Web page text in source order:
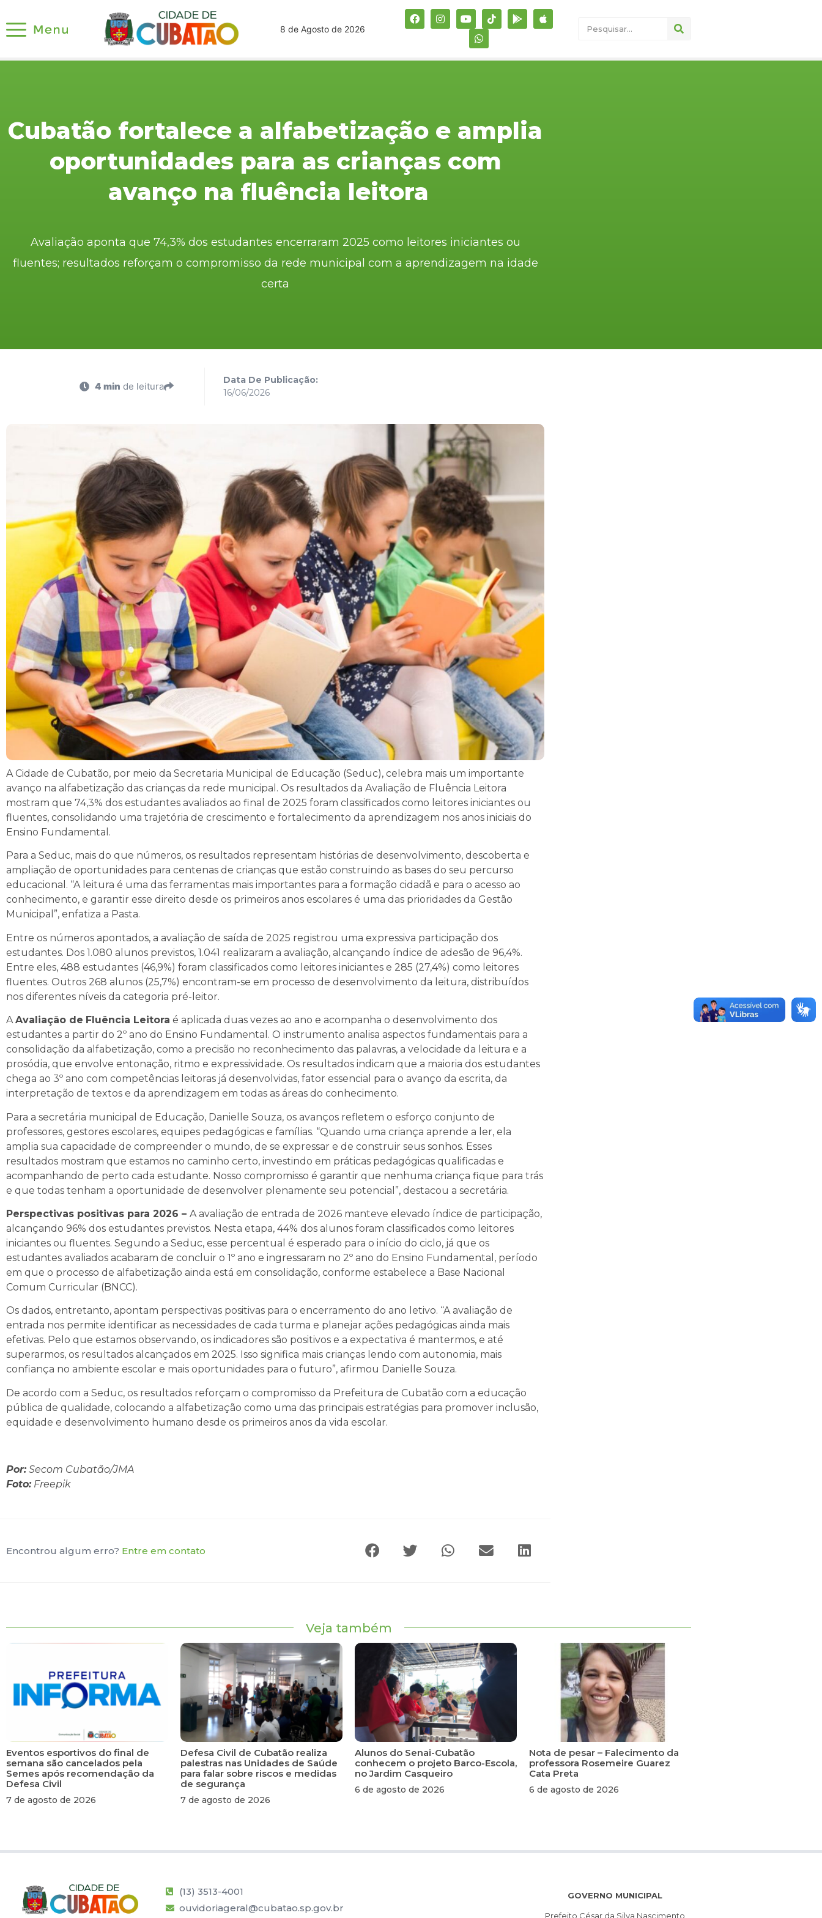
8 de Agosto de 2026
Cubatão fortalece a alfabetização e amplia
oportunidades para as crianças com
avanço na fluência leitora
Avaliação aponta que 74,3% dos estudantes encerraram 2025 como leitores iniciantes ou
fluentes; resultados reforçam o compromisso da rede municipal com a aprendizagem na idade
certa
4 min de leitura
Data De Publicação:
16/06/2026
A Cidade de Cubatão, por meio da Secretaria Municipal de Educação (Seduc), celebra mais um importante
avanço na alfabetização das crianças da rede municipal. Os resultados da Avaliação de Fluência Leitora
mostram que 74,3% dos estudantes avaliados ao final de 2025 foram classificados como leitores iniciantes ou
fluentes, consolidando uma trajetória de crescimento e fortalecimento da aprendizagem nos anos iniciais do
Ensino Fundamental.
Para a Seduc, mais do que números, os resultados representam histórias de desenvolvimento, descoberta e
ampliação de oportunidades para centenas de crianças que estão construindo as bases do seu percurso
educacional. “A leitura é uma das ferramentas mais importantes para a formação cidadã e para o acesso ao
conhecimento, e garantir esse direito desde os primeiros anos escolares é uma das prioridades da Gestão
Municipal”, enfatiza a Pasta.
Entre os números apontados, a avaliação de saída de 2025 registrou uma expressiva participação dos
estudantes. Dos 1.080 alunos previstos, 1.041 realizaram a avaliação, alcançando índice de adesão de 96,4%.
Entre eles, 488 estudantes (46,9%) foram classificados como leitores iniciantes e 285 (27,4%) como leitores
fluentes. Outros 268 alunos (25,7%) encontram-se em processo de desenvolvimento da leitura, distribuídos
nos diferentes níveis da categoria pré-leitor.
AAvaliação de Fluência Leitora é aplicada duas vezes ao ano e acompanha o desenvolvimento dos
estudantes a partir do 2º ano do Ensino Fundamental. O instrumento analisa aspectos fundamentais para a
consolidação da alfabetização, como a precisão no reconhecimento das palavras, a velocidade da leitura e a
prosódia, que envolve entonação, ritmo e expressividade. Os resultados indicam que a maioria dos estudantes
chega ao 3º ano com competências leitoras já desenvolvidas, fator essencial para o avanço da escrita, da
interpretação de textos e da aprendizagem em todas as áreas do conhecimento.
Para a secretária municipal de Educação, Danielle Souza, os avanços refletem o esforço conjunto de
professores, gestores escolares, equipes pedagógicas e famílias. “Quando uma criança aprende a ler, ela
amplia sua capacidade de compreender o mundo, de se expressar e de construir seus sonhos. Esses
resultados mostram que estamos no caminho certo, investindo em práticas pedagógicas qualificadas e
acompanhando de perto cada estudante. Nosso compromisso é garantir que nenhuma criança fique para trás
e que todas tenham a oportunidade de desenvolver plenamente seu potencial”, destacou a secretária.
Perspectivas positivas para 2026 – A avaliação de entrada de 2026 manteve elevado índice de participação,
alcançando 96% dos estudantes previstos. Nesta etapa, 44% dos alunos foram classificados como leitores
iniciantes ou fluentes. Segundo a Seduc, esse percentual é esperado para o início do ciclo, já que os
estudantes avaliados acabaram de concluir o 1º ano e ingressaram no 2º ano do Ensino Fundamental, período
em que o processo de alfabetização ainda está em consolidação, conforme estabelece a Base Nacional
Comum Curricular (BNCC).
Os dados, entretanto, apontam perspectivas positivas para o encerramento do ano letivo. “A avaliação de
entrada nos permite identificar as necessidades de cada turma e planejar ações pedagógicas ainda mais
efetivas. Pelo que estamos observando, os indicadores são positivos e a expectativa é mantermos, e até
superarmos, os resultados alcançados em 2025. Isso significa mais crianças lendo com autonomia, mais
confiança no ambiente escolar e mais oportunidades para o futuro”, afirmou Danielle Souza.
De acordo com a Seduc, os resultados reforçam o compromisso da Prefeitura de Cubatão com a educação
pública de qualidade, colocando a alfabetização como uma das principais estratégias para promover inclusão,
equidade e desenvolvimento humano desde os primeiros anos da vida escolar.
Por:Secom Cubatão/JMA
Foto:Freepik
Encontrou algum erro? Entre em contato
Veja também
Eventos esportivos do final de
semana são cancelados pela
Semes após recomendação da
Defesa Civil
7 de agosto de 2026
Defesa Civil de Cubatão realiza
palestras nas Unidades de Saúde
para falar sobre riscos e medidas
de segurança
7 de agosto de 2026
Alunos do Senai-Cubatão
conhecem o projeto Barco-Escola,
no Jardim Casqueiro
6 de agosto de 2026
Nota de pesar – Falecimento da
professora Rosemeire Guarez
Cata Preta
6 de agosto de 2026
(13) 3513-4001
ouvidoriageral@cubatao.sp.gov.br
GOVERNO MUNICIPAL
Prefeito César da Silva Nascimento